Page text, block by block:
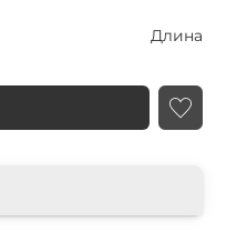
Длина